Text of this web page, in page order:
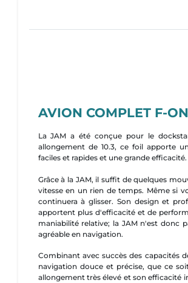
AVION COMPLET F-
La JAM a été conçue pour le
allongement de 10.3, ce foil apporte
faciles et rapides et une grande efficacité.
Grâce à la JAM, il suffit de quelques
vitesse en un rien de temps. Même si
continuera à glisser. Son design et
apportent plus d'efficacité et de
maniabilité relative; la JAM n'est donc
agréable en navigation.
Combinant avec succès des capacités
navigation douce et précise, que ce
allongement très élevé et son efficacité